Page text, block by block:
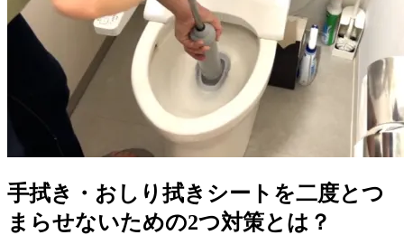
手拭き・おしり拭きシートを二度とつ
まらせないための2つ対策とは？